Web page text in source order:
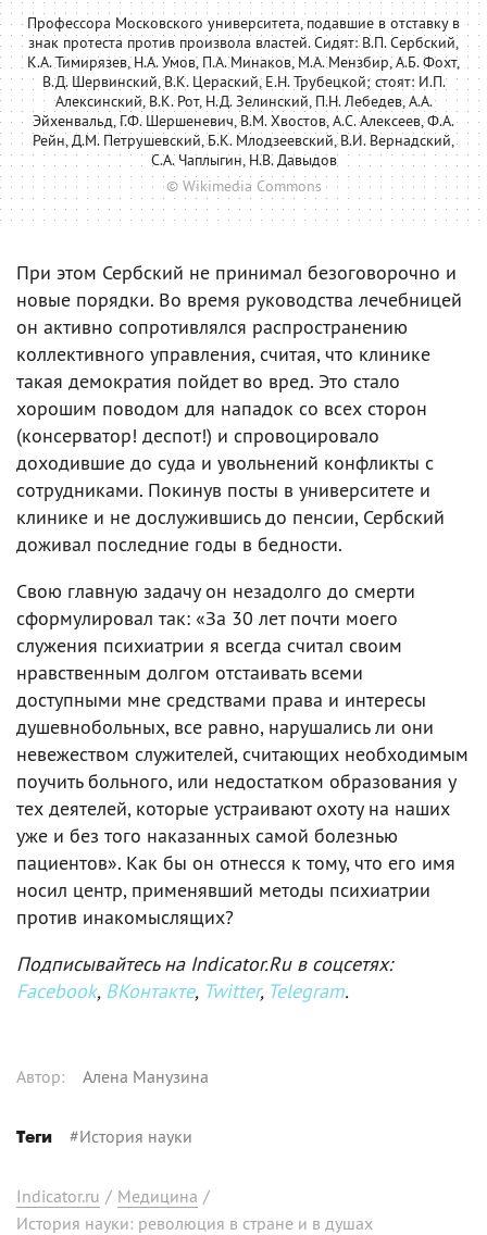
Профессора Московского университета, подавшие в отставку в
знак протеста против произвола властей. Сидят: В.П. Сербский,
К.А. Тимирязев, Н.А. Умов, П.А. Минаков, М.А. Мензбир, А.Б. Фохт,
В.Д. Шервинский, В.К. Цераский, Е.Н. Трубецкой; стоят: И.П.
Алексинский, В.К. Рот, Н.Д. Зелинский, П.Н. Лебедев, А.А.
Эйхенвальд, Г.Ф. Шершеневич, В.М. Хвостов, А.С. Алексеев, Ф.А.
Рейн, Д.М. Петрушевский, Б.К. Млодзеевский, В.И. Вернадский,
С.А. Чаплыгин, Н.В. Давыдов
© Wikimedia Commons
При этом Сербский не принимал безоговорочно и
новые порядки. Во время руководства лечебницей
он активно сопротивлялся распространению
коллективного управления, считая, что клинике
такая демократия пойдет во вред. Это стало
хорошим поводом для нападок со всех сторон
(консерватор! деспот!) и спровоцировало
доходившие до суда и увольнений конфликты с
сотрудниками. Покинув посты в университете и
клинике и не дослужившись до пенсии, Сербский
доживал последние годы в бедности.
Свою главную задачу он незадолго до смерти
сформулировал так: «За 30 лет почти моего
служения психиатрии я всегда считал своим
нравственным долгом отстаивать всеми
доступными мне средствами права и интересы
душевнобольных, все равно, нарушались ли они
невежеством служителей, считающих необходимым
поучить больного, или недостатком образования у
тех деятелей, которые устраивают охоту на наших
уже и без того наказанных самой болезнью
пациентов». Как бы он отнесся к тому, что его имя
носил центр, применявший методы психиатрии
против инакомыслящих?
Подписывайтесь на Indicator.Ru в соцсетях:
Facebook, ВКонтакте, Twitter, Telegram.
Автор: Алена Манузина
Теги #История науки
Indicator.ru / Медицина /
История науки: революция в стране и в душах